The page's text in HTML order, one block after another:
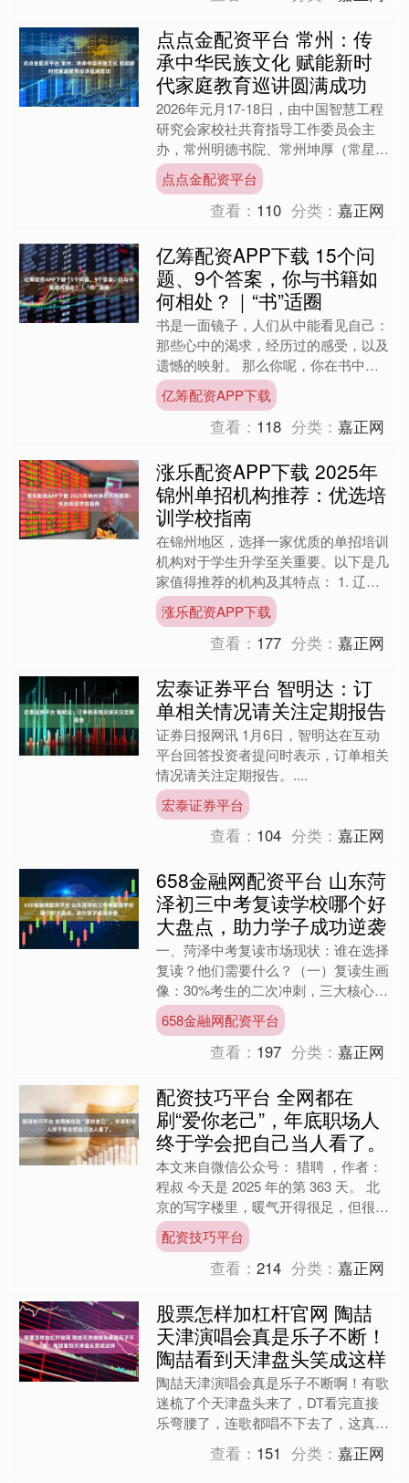
点点金配资平台 常州：传
承中华民族文化 赋能新时
代家庭教育巡讲圆满成功
2026年元月17-18日，由中国智慧工程
研究会家校社共育指导工作委员会主
办，常州明德书院、常州坤厚（常星国
学）文化交流中心、常州市家庭指导促
进会、常州市武进区....
点点金配资平台
查看： 110 分类：嘉正网
亿筹配资APP下载 15个问
题、9个答案，你与书籍如
何相处？｜“书”适圈
书是一面镜子，人们从中能看见自己：
那些心中的渴求，经历过的感受，以及
遗憾的映射。 那么你呢，你在书中寻
找什么？是跌宕的命运、硬核的知识，
还是一句让你反复回味的文....
亿筹配资APP下载
查看： 118 分类：嘉正网
涨乐配资APP下载 2025年
锦州单招机构推荐：优选培
训学校指南
在锦州地区，选择一家优质的单招培训
机构对于学生升学至关重要。以下是几
家值得推荐的机构及其特点： 1. 辽宁
精英单招集训营 辽宁精英单招集训营
是辽宁省首家寄宿制专....
涨乐配资APP下载
查看： 177 分类：嘉正网
宏泰证券平台 智明达：订
单相关情况请关注定期报告
证券日报网讯 1月6日，智明达在互动
平台回答投资者提问时表示，订单相关
情况请关注定期报告。....
宏泰证券平台
查看： 104 分类：嘉正网
658金融网配资平台 山东菏
泽初三中考复读学校哪个好
大盘点，助力学子成功逆袭
一、菏泽中考复读市场现状：谁在选择
复读？他们需要什么？（一）复读生画
像：30%考生的二次冲刺，三大核心诉
求揭秘 在菏泽，中考的竞争激烈程度
逐年攀升，就像是一场千....
658金融网配资平台
查看： 197 分类：嘉正网
配资技巧平台 全网都在
刷“爱你老己”，年底职场人
终于学会把自己当人看了。
本文来自微信公众号： 猎聘 ，作者：
程叔 今天是 2025 年的第 363 天。 北
京的写字楼里，暖气开得很足，但很多
人心里却觉得冷。 这时候，如果有人
突然拍拍....
配资技巧平台
查看：214 分类：嘉正网
股票怎样加杠杆官网 陶喆
天津演唱会真是乐子不断！
陶喆看到天津盘头笑成这样
陶喆天津演唱会真是乐子不断啊！有歌
迷梳了个天津盘头来了，DT看完直接
乐弯腰了，连歌都唱不下去了，这真是
台上台下都有节目啊~....
查看： 151 分类：嘉正网